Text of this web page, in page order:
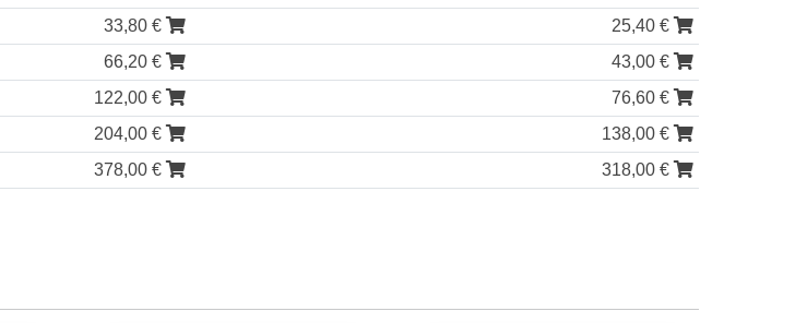
33,80 €
25,40 €
66,20 €
43,00 €
122,00 €
76,60 €
204,00 €
138,00 €
378,00 € 318,00 €